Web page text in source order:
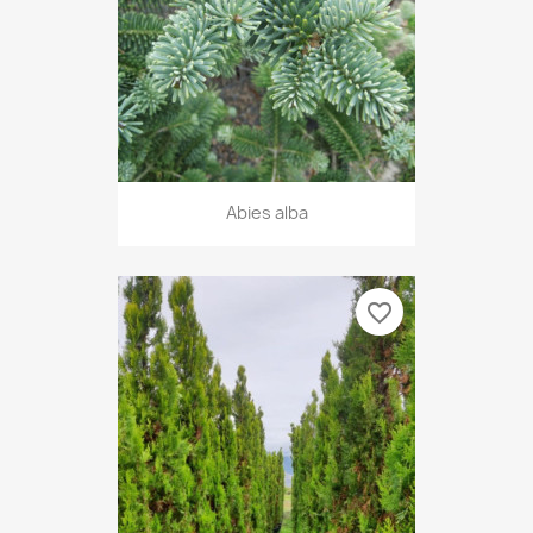
Abies alba
favorite_border